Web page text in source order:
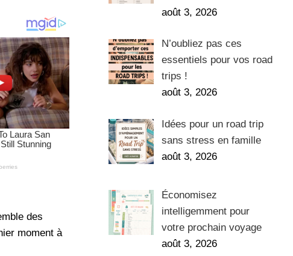
des
moment à
août 3, 2026
N’oubliez pas ces
essentiels pour vos road
trips !
août 3, 2026
Idées pour un road trip
sans stress en famille
août 3, 2026
Économisez
intelligemment pour
votre prochain voyage
août 3, 2026